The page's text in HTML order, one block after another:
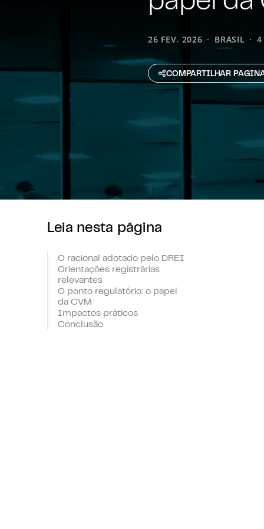
26 FEV. 2026 BRASIL 4
COMPARTILHAR
Leia nesta página
O racional adotado pelo DREI
Orientações registrárias
relevantes
O ponto regulatório: o papel
da CVM
Impactos práticos
Conclusão